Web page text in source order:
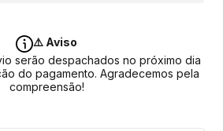
⚠️ Aviso
serão despachados no próximo dia
do pagamento. Agradecemos pela
compreensão!